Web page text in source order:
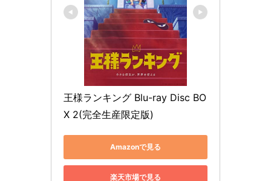
王様ランキング Blu-ray Disc BO
X 2(完全生産限定版)
Amazonで見る
楽天市場で見る